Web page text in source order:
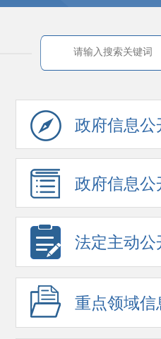
政府信息公
政府信息公
法定主动公
重点领域信